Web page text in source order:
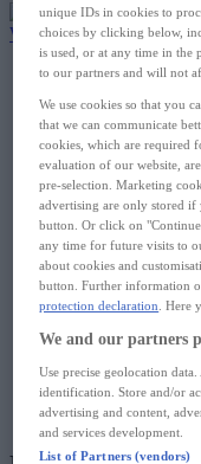
Warenkorb
QUID+
QUID+
Eltern Guide
Methode
Kindergarten
Vorschule
Grundschule
Mittlere Abschlüsse
Gymnasium und
Oberstufe, Abitur
Specials
Team
Sicher im
Lern Helden
Schulanfang
unique IDs in cookies to
choices by clicking below,
is used, or at any time in the
to our partners and will not
We use cookies so that you
that we can communicate
cookies, which are required
evaluation of our website,
pre-selection. Marketing
advertising are only stored
button. Or click on
any time for future visits to
about cookies and
button. Further information
protection declaration .
We and our partners
Use precise geolocation
identification. Store and/or
advertising and content,
and services development.
List of Partners (vendors)